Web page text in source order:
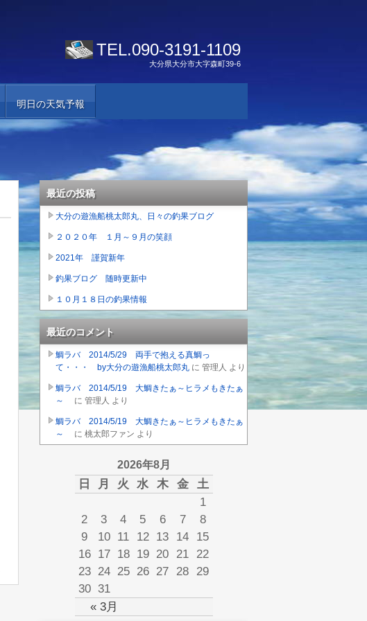
TEL.090-3191-1109
大分県大分市大字森町39-6
明日の天気予報
最近の投稿
大分の遊漁船桃太郎丸、日々の釣果ブログ
２０２０年 １月～９月の笑顔
2021年 謹賀新年
釣果ブログ 随時更新中
１０月１８日の釣果情報
最近のコメント
鯛ラバ 2014/5/29 両手で抱える真鯛っ
て・・・ by大分の遊漁船桃太郎丸 に 管理人 より
鯛ラバ 2014/5/19 大鯛きたぁ～ヒラメもきたぁ
～
に 管理人 より
鯛ラバ 2014/5/19 大鯛きたぁ～ヒラメもきたぁ
～
に 桃太郎ファン より
2026年8月
日 月 火 水 木 金 土
« 3月
1
2
3 4 5 6 7
8
9
10 11 12 13 14 15
16 17 18 19 20 21 22
23 24 25 26 27 28 29
30 31